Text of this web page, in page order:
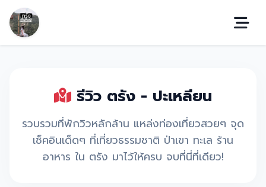
รีวิว ตรัง - ปะเหลียน
รวบรวมที่พักวิวหลักล้าน แหล่งท่องเที่ยวสวยๆ จุด
เช็คอินเด็ดๆ ที่เที่ยวธรรมชาติ ป่าเขา ทะเล ร้าน
อาหาร ใน ตรัง มาไว้ให้ครบ จบที่นี่ที่เดียว!